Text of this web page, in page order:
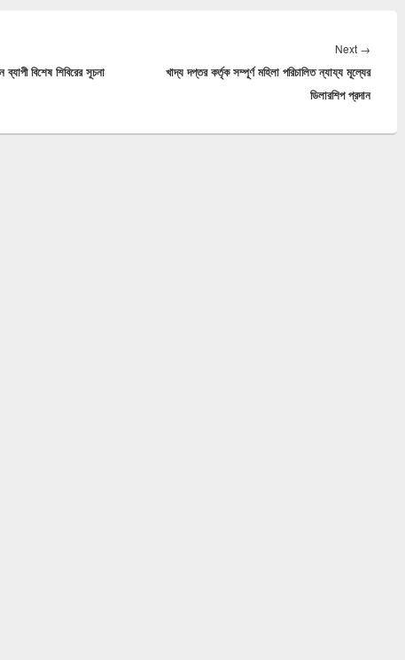
বিশেষ শিবিরের সূচনা
Next →
post:
খাদ্য দপ্তর কর্তৃক সম্পূর্ণ মহিলা পরিচালিত ন্যায্য মূল্যের
ডিলারশিপ প্রদান